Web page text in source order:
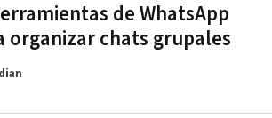
de WhatsApp
organizar chats grupales